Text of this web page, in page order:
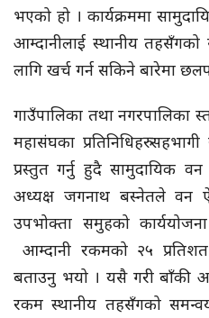
भएको हो । कार्यक्रममा
आम्दानीलाई स्थानीय तहसँगको
लागि खर्च गर्न सकिने बारेमा
गाउँपालिका तथा नगरपालिका
महासंघका प्रतिनिधिहरु
प्रस्तुत गर्नु हुदै सामुदायिक
अध्यक्ष जगनाथ बस्नेतले वन
उपभोक्ता समुहको
आम्दानी रकमको २५
बताउनु भयो । यसै गरी बाँकी
रकम स्थानीय तहसँगको